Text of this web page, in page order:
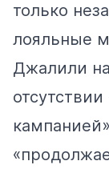
только
лояльные
Джалили